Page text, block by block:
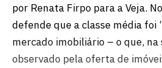
por Renata Firpo para a Veja. No
defende que a classe média foi
mercado imobiliário – o que, na
observado pela oferta de